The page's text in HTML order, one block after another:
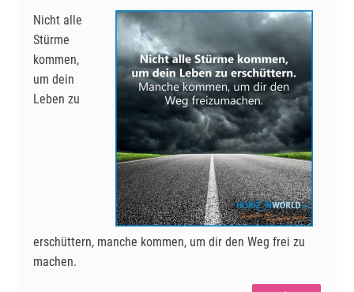
Nicht alle
Stürme
kommen,
um dein
Leben zu
erschüttern, manche kommen, um dir den Weg frei zu
machen.